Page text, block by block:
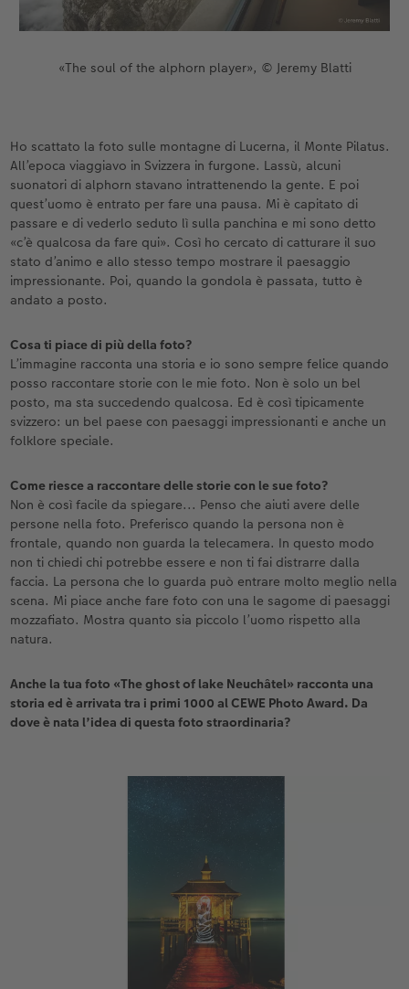
«The soul of the alphorn player», © Jeremy Blatti
Ho scattato la foto sulle montagne di Lucerna, il Monte Pilatus.
All’epoca viaggiavo in Svizzera in furgone. Lassù, alcuni
suonatori di alphorn stavano intrattenendo la gente. E poi
quest’uomo è entrato per fare una pausa. Mi è capitato di
passare e di vederlo seduto lì sulla panchina e mi sono detto
«c’è qualcosa da fare qui». Così ho cercato di catturare il suo
stato d’animo e allo stesso tempo mostrare il paesaggio
impressionante. Poi, quando la gondola è passata, tutto è
andato a posto.
Cosa ti piace di più della foto?
L’immagine racconta una storia e io sono sempre felice quando
posso raccontare storie con le mie foto. Non è solo un bel
posto, ma sta succedendo qualcosa. Ed è così tipicamente
svizzero: un bel paese con paesaggi impressionanti e anche un
folklore speciale.
Come riesce a raccontare delle storie con le sue foto?
Non è così facile da spiegare... Penso che aiuti avere delle
persone nella foto. Preferisco quando la persona non è
frontale, quando non guarda la telecamera. In questo modo
non ti chiedi chi potrebbe essere e non ti fai distrarre dalla
faccia. La persona che lo guarda può entrare molto meglio nella
scena. Mi piace anche fare foto con una le sagome di paesaggi
mozzafiato. Mostra quanto sia piccolo l’uomo rispetto alla
natura.
Anche la tua foto «The ghost of lake Neuchâtel» racconta una
storia ed è arrivata tra i primi 1000 al CEWE Photo Award. Da
dove è nata l’idea di questa foto straordinaria?